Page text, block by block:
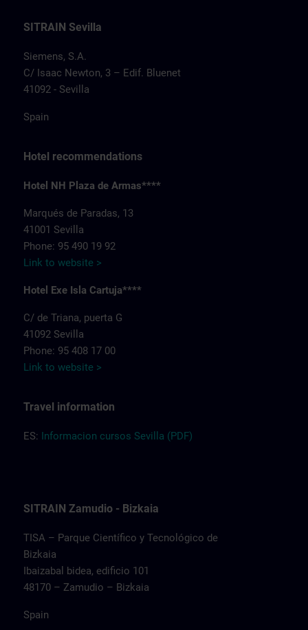
SITRAIN Sevilla
Siemens, S.A.
C/ Isaac Newton, 3 – Edif. Bluenet
41092 - Sevilla
Spain
Hotel recommendations
Hotel NH Plaza de Armas****
Marqués de Paradas, 13
41001 Sevilla
Phone: 95 490 19 92
Link to website >
Hotel Exe Isla Cartuja****
C/ de Triana, puerta G
41092 Sevilla
Phone: 95 408 17 00
Link to website >
Travel information
ES: Informacion cursos Sevilla (PDF)
SITRAIN Zamudio - Bizkaia
TISA – Parque Científico y Tecnológico de
Bizkaia
Ibaizabal bidea, edificio 101
48170 – Zamudio – Bizkaia
Spain